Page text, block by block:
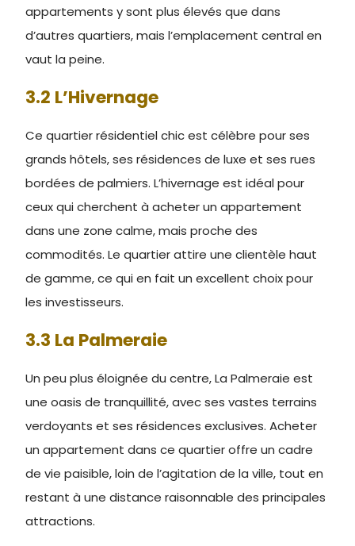
appartements y sont plus élevés que dans
d’autres quartiers, mais l’emplacement central en
vaut la peine.
3.2 L’Hivernage
Ce quartier résidentiel chic est célèbre pour ses
grands hôtels, ses résidences de luxe et ses rues
bordées de palmiers. L’hivernage est idéal pour
ceux qui cherchent à acheter un appartement
dans une zone calme, mais proche des
commodités. Le quartier attire une clientèle haut
de gamme, ce qui en fait un excellent choix pour
les investisseurs.
3.3 La Palmeraie
Un peu plus éloignée du centre, La Palmeraie est
une oasis de tranquillité, avec ses vastes terrains
verdoyants et ses résidences exclusives. Acheter
un appartement dans ce quartier offre un cadre
de vie paisible, loin de l’agitation de la ville, tout en
restant à une distance raisonnable des principales
attractions.